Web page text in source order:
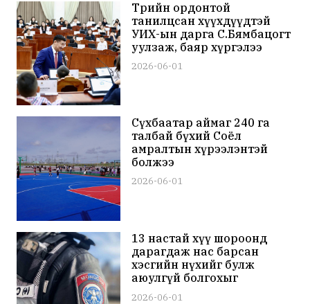
Төрийн ордонтой
танилцсан хүүхдүүдтэй
УИХ-ын дарга С.Бямбацогт
уулзаж, баяр хүргэлээ
2026-06-01
Сүхбаатар аймаг 240 га
талбай бүхий Соёл
амралтын хүрээлэнтэй
болжээ
2026-06-01
13 настай хүү шороонд
дарагдаж нас барсан
хэсгийн нүхийг булж
аюулгүй болгохыг
даалгалаа
2026-06-01